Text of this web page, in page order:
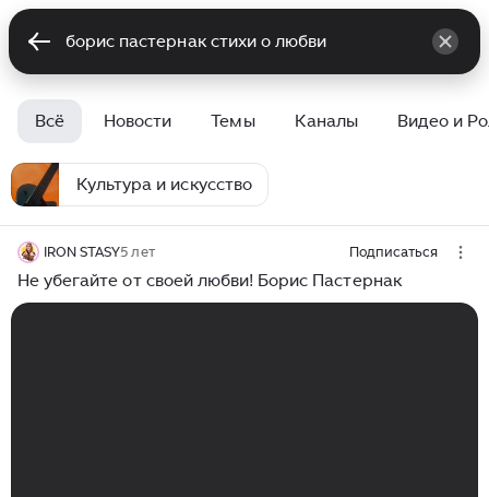
Всё Новости Темы Каналы Видео и
Культура и искусство
IRON STASY5 лет Подписаться
Не убегайте от своей любви! Борис Пастернак